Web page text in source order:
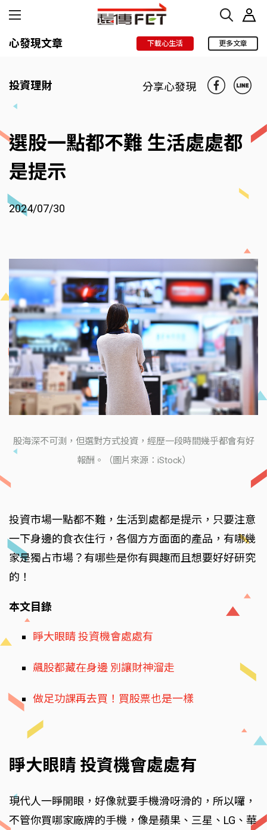
心發現文章 下載心生活 更多文章
投資理財 分享心發現
選股一點都不難 生活處處都
是提示
2024/07/30
股海深不可測，但選對方式投資，經歷一段時間幾乎都會有好
報酬。（圖片來源：iStock）
投資市場一點都不難，生活到處都是提示，只要注意
一下身邊的食衣住行，各個方方面面的產品，有哪幾
家是獨占市場？有哪些是你有興趣而且想要好好研究
的！
本文目錄
睜大眼睛 投資機會處處有
飆股都藏在身邊 別讓財神溜走
做足功課再去買！買股票也是一樣
睜大眼睛 投資機會處處有
現代人一睜開眼，好像就要手機滑呀滑的，所以囉，
不管你買哪家廠牌的手機，像是蘋果、三星、LG、華